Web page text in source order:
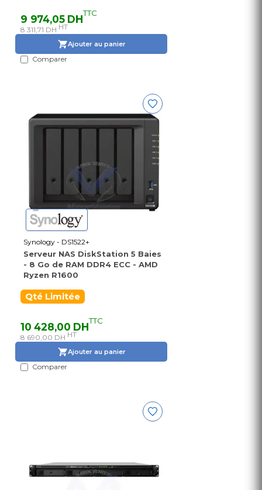
9 974,05 DHTTC
8 311,71 DH HT
Ajouter au panier
Comparer
Synology - DS1522+
Serveur NAS DiskStation 5 Baies
- 8 Go de RAM DDR4 ECC - AMD
Ryzen R1600
Qté Limitée
10 428,00 DHTTC
8 690,00 DH HT
Ajouter au panier
Comparer